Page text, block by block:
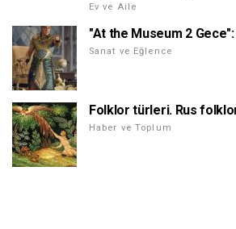
Ev ve Aile
"At the Museum 2
Sanat ve Eğlence
Folklor türleri. Rus
Haber ve Toplum